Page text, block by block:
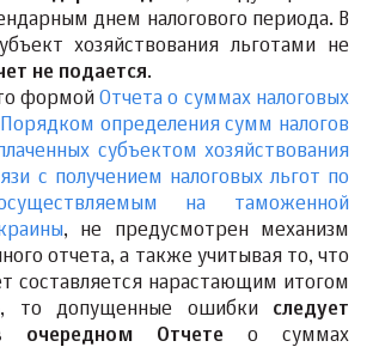
днем налогового периода. В
хозяйствования льготами не
не подается.
формойОтчета о суммах налоговых
Порядком определения сумм налогов
субъектом хозяйствования
с получением налоговых льгот по
на таможенной
, не предусмотрен механизм
отчета, а также учитывая то, что
составляется нарастающим итогом
то допущенные ошибки следует
очередном Отчете о суммах